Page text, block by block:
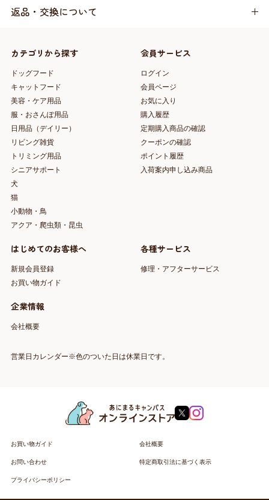
返品・交換について
カテゴリから探す
ドッグフード
キャットフード
美容・ケア用品
服・おさんぽ用品
日用品（デイリー）
リビング雑貨
トリミング用品
シニアサポート
犬
猫
小動物・鳥
アクア・爬虫類・昆虫
会員サービス
ログイン
会員ページ
お気に入り
購入履歴
定期購入商品の確認
クーポンの確認
ポイント履歴
入荷案内申し込み商品
はじめてのお客様へ
新規会員登録
お買い物ガイド
各種サービス
修理・アフターサービス
企業情報
会社概要
営業日カレンダー※色のついた日は休業日です。
お買い物ガイド 会社概要
お問い合わせ 特定商取引法に基づく表示
プライバシーポリシー